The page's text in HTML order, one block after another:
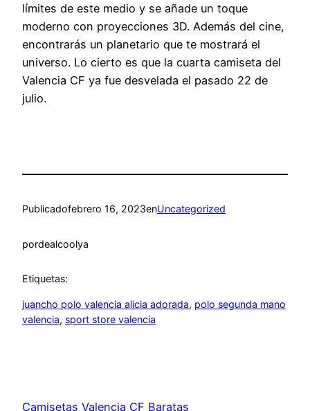
límites de este medio y se añade un toque
moderno con proyecciones 3D. Además del cine,
encontrarás un planetario que te mostrará el
universo. Lo cierto es que la cuarta camiseta del
Valencia CF ya fue desvelada el pasado 22 de
julio.
Publicadofebrero 16, 2023enUncategorized
pordealcoolya
Etiquetas:
juancho polo valencia alicia adorada, polo segunda mano
valencia, sport store valencia
Camisetas Valencia CF Baratas